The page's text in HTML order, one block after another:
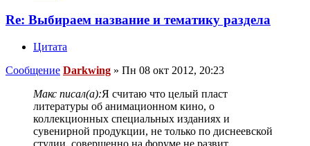
Re: Выбираем название и тематику раздела
Цитата
Сообщение Darkwing » Пн 08 окт 2012, 20:23
Макс писал(а):Я считаю что целый пласт
литературы об анимационном кино, о
коллекционных специальных изданиях и
сувенирной продукции, не только по диснеевской
студии, совершенно на форуме не развит.